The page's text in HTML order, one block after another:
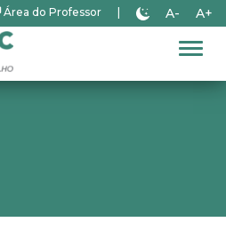
Área do Professor A- A+